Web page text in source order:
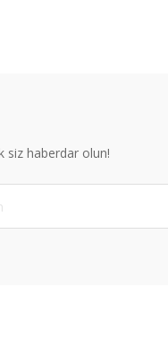
siz haberdar olun!